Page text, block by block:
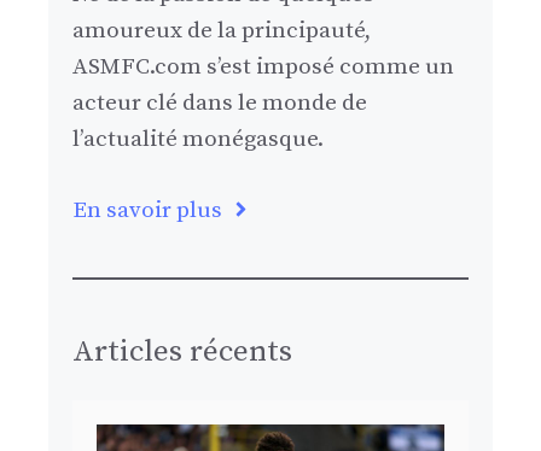
amoureux de la principauté,
ASMFC.com s’est imposé comme un
acteur clé dans le monde de
l’actualité monégasque.
En savoir plus
Articles récents